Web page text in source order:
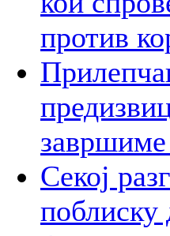
против
завршиме
Секој
поблиску